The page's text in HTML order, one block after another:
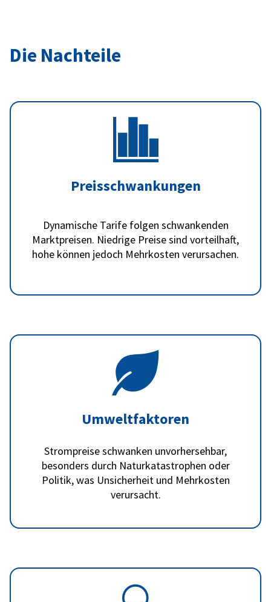
Die Nachteile
Preisschwankungen
Dynamische Tarife folgen schwankenden
Marktpreisen. Niedrige Preise sind vorteilhaft,
hohe können jedoch Mehrkosten verursachen.
Umweltfaktoren
Strompreise schwanken unvorhersehbar,
besonders durch Naturkatastrophen oder
Politik, was Unsicherheit und Mehrkosten
verursacht.